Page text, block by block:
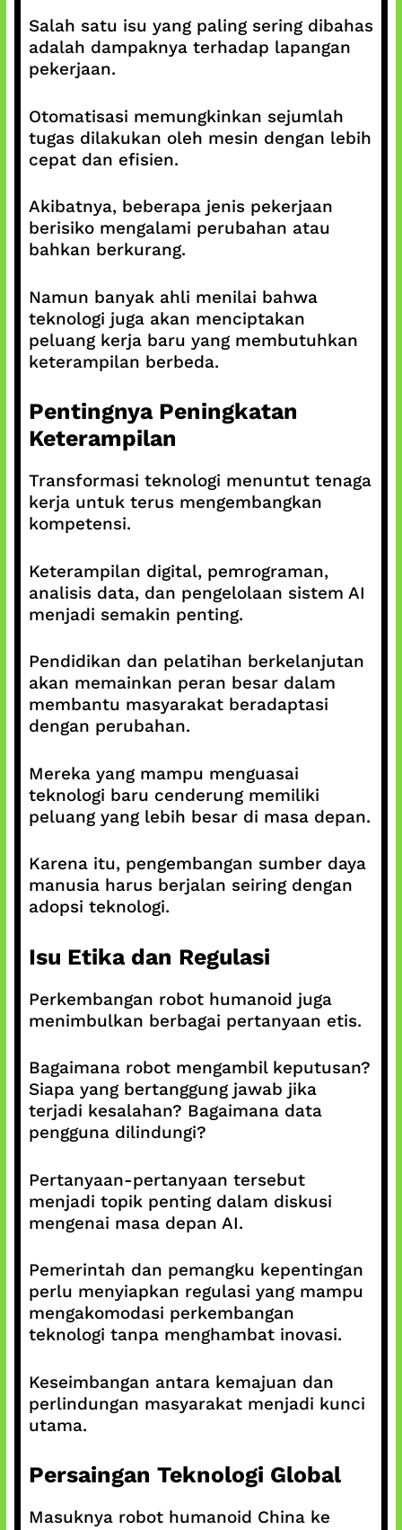
Salah satu isu yang paling sering dibahas
adalah dampaknya terhadap lapangan
pekerjaan.
Otomatisasi memungkinkan sejumlah
tugas dilakukan oleh mesin dengan lebih
cepat dan efisien.
Akibatnya, beberapa jenis pekerjaan
berisiko mengalami perubahan atau
bahkan berkurang.
Namun banyak ahli menilai bahwa
teknologi juga akan menciptakan
peluang kerja baru yang membutuhkan
keterampilan berbeda.
Pentingnya Peningkatan
Keterampilan
Transformasi teknologi menuntut tenaga
kerja untuk terus mengembangkan
kompetensi.
Keterampilan digital, pemrograman,
analisis data, dan pengelolaan sistem AI
menjadi semakin penting.
Pendidikan dan pelatihan berkelanjutan
akan memainkan peran besar dalam
membantu masyarakat beradaptasi
dengan perubahan.
Mereka yang mampu menguasai
teknologi baru cenderung memiliki
peluang yang lebih besar di masa depan.
Karena itu, pengembangan sumber daya
manusia harus berjalan seiring dengan
adopsi teknologi.
Isu Etika dan Regulasi
Perkembangan robot humanoid juga
menimbulkan berbagai pertanyaan etis.
Bagaimana robot mengambil keputusan?
Siapa yang bertanggung jawab jika
terjadi kesalahan? Bagaimana data
pengguna dilindungi?
Pertanyaan-pertanyaan tersebut
menjadi topik penting dalam diskusi
mengenai masa depan AI.
Pemerintah dan pemangku kepentingan
perlu menyiapkan regulasi yang mampu
mengakomodasi perkembangan
teknologi tanpa menghambat inovasi.
Keseimbangan antara kemajuan dan
perlindungan masyarakat menjadi kunci
utama.
Persaingan Teknologi Global
Masuknya robot humanoid China ke